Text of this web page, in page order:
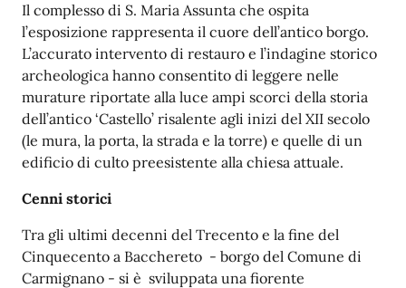
Il complesso di S. Maria Assunta che ospita
l’esposizione rappresenta il cuore dell’antico borgo.
L’accurato intervento di restauro e l’indagine storico
archeologica hanno consentito di leggere nelle
murature riportate alla luce ampi scorci della storia
dell’antico ‘Castello’ risalente agli inizi del XII secolo
(le mura, la porta, la strada e la torre) e quelle di un
edificio di culto preesistente alla chiesa attuale.
Cenni storici
Tra gli ultimi decenni del Trecento e la fine del
Cinquecento a Bacchereto - borgo del Comune di
Carmignano - si è sviluppata una fiorente